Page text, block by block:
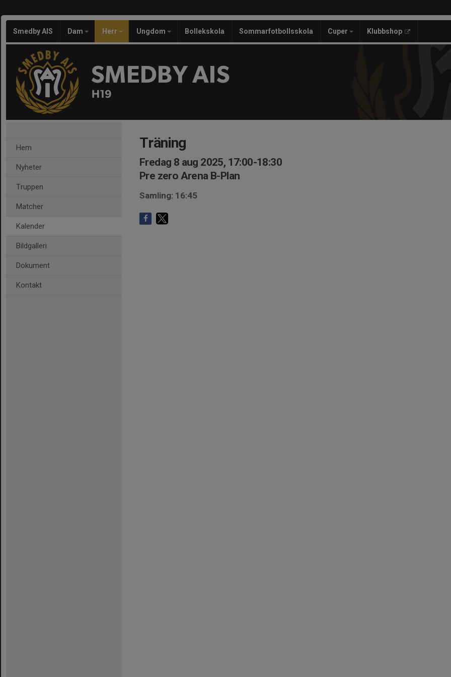
Smedby AIS Dam Herr Ungdom Bollekskola Sommarfotbollsskola Cuper Klubbshop
SMEDBY AIS
H19
Hem
Nyheter
Truppen
Matcher
Kalender
Bildgalleri
Dokument
Kontakt
Träning
Fredag 8 aug 2025, 17:00-18:30
Pre zero Arena B-Plan
Samling: 16:45